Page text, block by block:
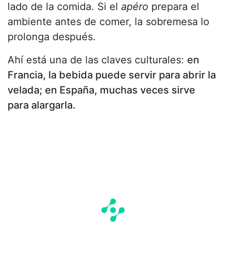
lado de la comida. Si el apéro prepara el
ambiente antes de comer, la sobremesa lo
prolonga después.
Ahí está una de las claves culturales: en
Francia, la bebida puede servir para abrir la
velada; en España, muchas veces sirve
para alargarla.